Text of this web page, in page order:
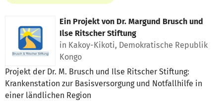
Ein Projekt von Dr. Margund Brusch und
Ilse Ritscher Stiftung
in Kakoy-Kikoti, Demokratische Republik
Kongo
Projekt der Dr. M. Brusch und Ilse Ritscher Stiftung:
Krankenstation zur Basisversorgung und Notfallhilfe in
einer ländlichen Region